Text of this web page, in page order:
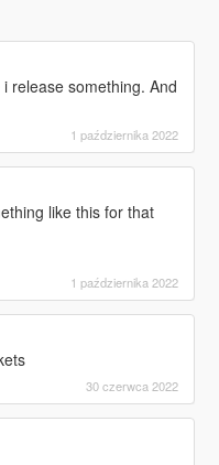
release something. And
1 października 2022
like this for that
1 października 2022
30 czerwca 2022